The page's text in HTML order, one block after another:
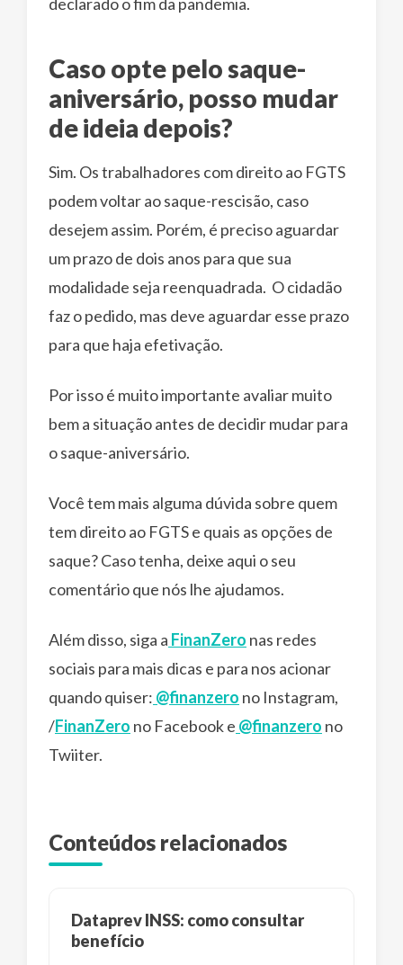
Caso opte pelo saque-
aniversário, posso mudar
de ideia depois?
Sim. Os trabalhadores com direito ao FGTS
podem voltar ao saque-rescisão, caso
desejem assim. Porém, é preciso aguardar
um prazo de dois anos para que sua
modalidade seja reenquadrada. O cidadão
faz o pedido, mas deve aguardar esse prazo
para que haja efetivação.
Por isso é muito importante avaliar muito
bem a situação antes de decidir mudar para
o saque-aniversário.
Você tem mais alguma dúvida sobre quem
tem direito ao FGTS e quais as opções de
saque? Caso tenha, deixe aqui o seu
comentário que nós lhe ajudamos.
Além disso, siga a FinanZero nas redes
sociais para mais dicas e para nos acionar
quando quiser: @finanzero no Instagram,
/FinanZero no Facebook e @finanzero no
Twiiter.
Conteúdos relacionados
Dataprev INSS: como consultar
benefício